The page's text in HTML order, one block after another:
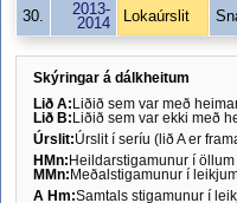
30.
2013-
2014
Lokaúrslit
Skýringar á dálkheitum
Lið A: Liðið sem var með
Lið B: Liðið sem var ekki með
Úrslit:Úrslit í seríu (lið A er
HMn: Heildarstigamunur í
MMn: Meðalstigamunur í
A Hm:Samtals stigamunur í